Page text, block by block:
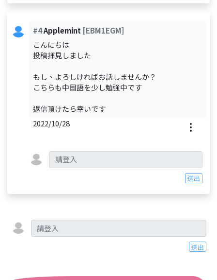
#4Applemint [EBM1EGM]
こんにちは
投稿拝見しました
もし、よろしければお話しませんか？
こちらも中国語を少し勉強中です
返信頂けたら幸いです
2022/10/28
送出
送出